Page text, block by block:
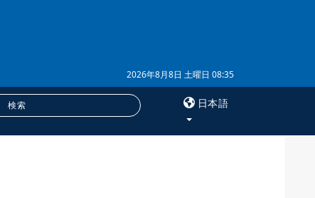
2026年8月8日 土曜日 08:35
日本語